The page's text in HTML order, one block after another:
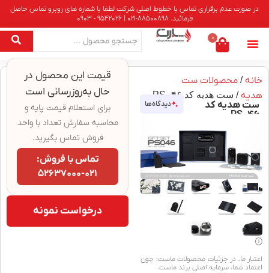
در صورت عدم برقراری تماس با خطوط اصلی شرکت لطفا با شماره های روبرو تماس حاصل
فرمائید. 88500898-021 | 9542026 - 0903
0
خانه/ محصولات ست
هدیه/ ست هدیه کد PS۰۴۶
ست هدیه کد
PS۰۴۶
دیدگاه‌ها
اعتبار ما، در جزئیات محصولات ماست؛ چون
اعتماد شما، سرمایه اصلی برند ماست.
قیمت این محصول در
حال به‌روزرسانی است
برای استعلام قیمت پایه و
محاسبه سفارش تعداد با واحد
فروش تماس بگیرید.
تماس با فروش:
۰۲۱-۵۲۶۳۷۰۰۰
درخواست نمونه